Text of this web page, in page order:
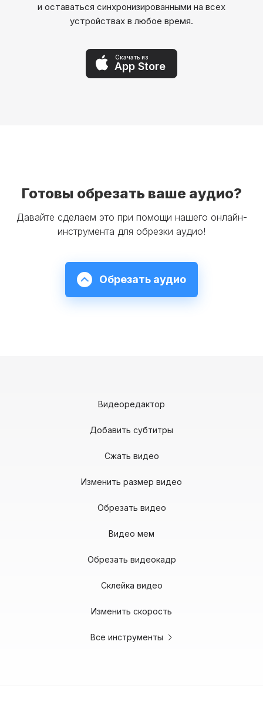
и оставаться синхронизированными на всех
устройствах в любое время.
Скачать из
App Store
Готовы обрезать ваше аудио?
Давайте сделаем это при помощи нашего онлайн-
инструмента для обрезки аудио!
Обрезать аудио
Видеоредактор
Добавить субтитры
Сжать видео
Изменить размер видео
Обрезать видео
Видео мем
Обрезать видеокадр
Склейка видео
Изменить скорость
Все инструменты